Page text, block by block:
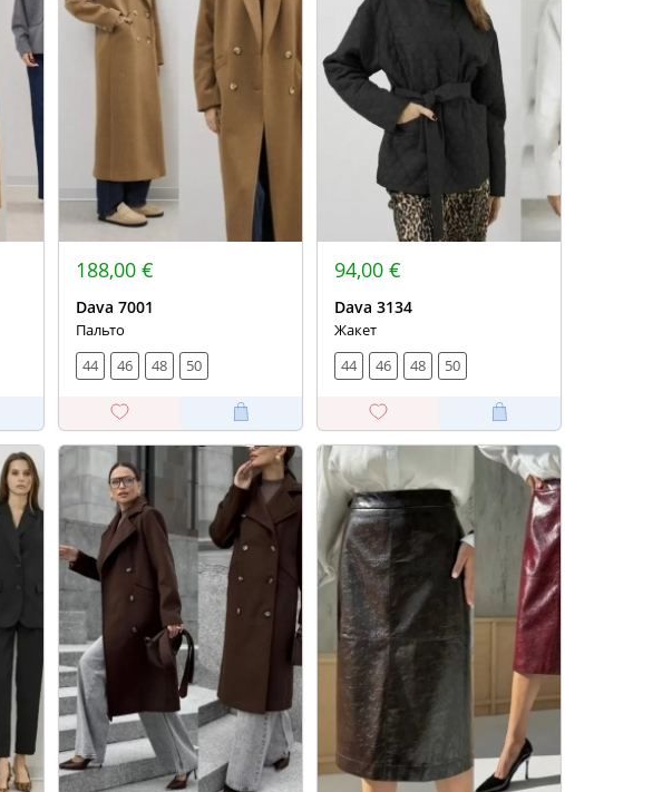
188,00 €
Dava 7001
Пальто
44
46 48 50
94,00 €
Dava 3134
Жакет
44
46 48 50